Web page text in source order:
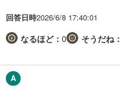
回答日時2026/6/8 17:40:01
なるほど： 0 そうだね：